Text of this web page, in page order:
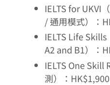
IELTS for UKVI
/ 通用模式）：
IELTS Life
A2 and B1）：
IELTS One Skill
測）：HK$1,900